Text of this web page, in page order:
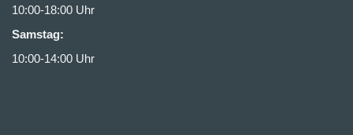
10:00-18:00 Uhr
Samstag:
10:00-14:00 Uhr